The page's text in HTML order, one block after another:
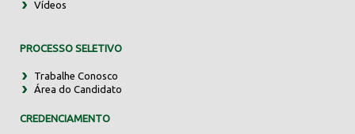
Vídeos
PROCESSO SELETIVO
Trabalhe Conosco
Área do Candidato
CREDENCIAMENTO